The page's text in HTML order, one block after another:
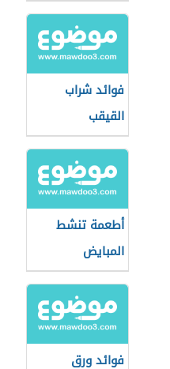
فوائد شراب
القيقب
أطعمة تنشط
المبايض
فوائد ورق